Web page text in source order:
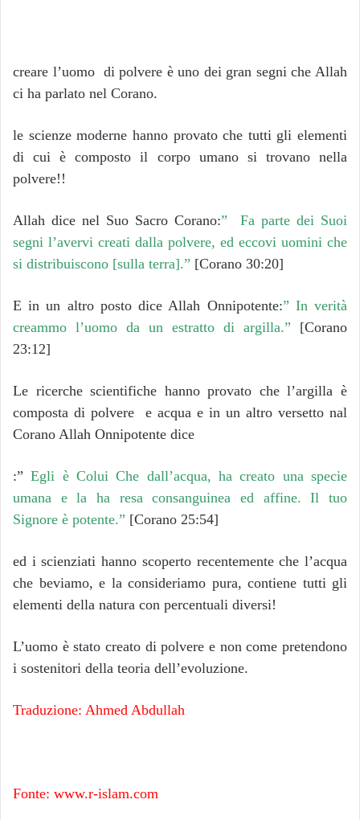
creare l’uomo di polvere è uno dei gran segni che Allah
ci ha parlato nel Corano.
le scienze moderne hanno provato che tutti gli elementi
di cui è composto il corpo umano si trovano nella
polvere!!
Allah dice nel Suo Sacro Corano:” Fa parte dei Suoi
segni l’avervi creati dalla polvere, ed eccovi uomini che
si distribuiscono [sulla terra].” [Corano 30:20]
E in un altro posto dice Allah Onnipotente:” In verità
creammo l’uomo da un estratto di argilla.” [Corano
23:12]
Le ricerche scientifiche hanno provato che l’argilla è
composta di polvere e acqua e in un altro versetto nal
Corano Allah Onnipotente dice
:” Egli è Colui Che dall’acqua, ha creato una specie
umana e la ha resa consanguinea ed affine. Il tuo
Signore è potente.” [Corano 25:54]
ed i scienziati hanno scoperto recentemente che l’acqua
che beviamo, e la consideriamo pura, contiene tutti gli
elementi della natura con percentuali diversi!
L’uomo è stato creato di polvere e non come pretendono
i sostenitori della teoria dell’evoluzione.
Traduzione: Ahmed Abdullah
Fonte: www.r-islam.com